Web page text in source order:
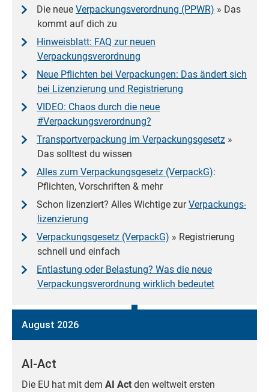
Die neue Verpackungsverordnung (PPWR) » Das
kommt auf dich zu
Hinweisblatt: FAQ zur neuen
Verpackungsverordnung
Neue Pflichten bei Verpackungen: Das ändert sich
bei Lizenzierung und Registrierung
VIDEO: Chaos durch die neue
#Verpackungsverordnung?
Transport­verpackung im Verpackungs­gesetz »
Das solltest du wissen
Alles zum Verpackungsgesetz (VerpackG):
Pflichten, Vorschriften & mehr
Schon lizenziert? Alles Wichtige zurVerpackungs­
lizenzierung
Verpackungsgesetz (VerpackG) » Registrierung
schnell und einfach
Entlastung oder Belastung? Was die neue
Verpackungsverordnung wirklich bedeutet
August 2026
AI-Act
Die EU hat mit dem AI Act den weltweit ersten